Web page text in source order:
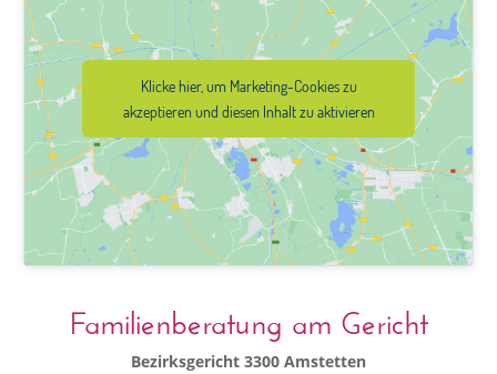
Klicke hier, um Marketing-Cookies zu
akzeptieren und diesen Inhalt zu aktivieren
Familienberatung am Gericht
Bezirksgericht 3300 Amstetten